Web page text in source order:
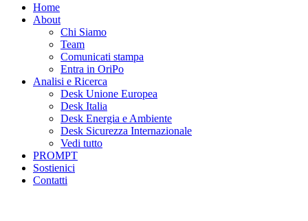
Home
About
Chi Siamo
Team
Comunicati stampa
Entra in OriPo
Analisi e Ricerca
Desk Unione Europea
Desk Italia
Desk Energia e Ambiente
Desk Sicurezza Internazionale
Vedi tutto
PROMPT
Sostienici
Contatti